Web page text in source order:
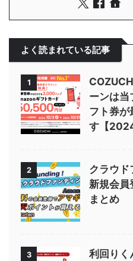
よく読まれている記事
1
ーンは
フト券
す【
2
クラウド
新規会員
まとめ
3
利回りく